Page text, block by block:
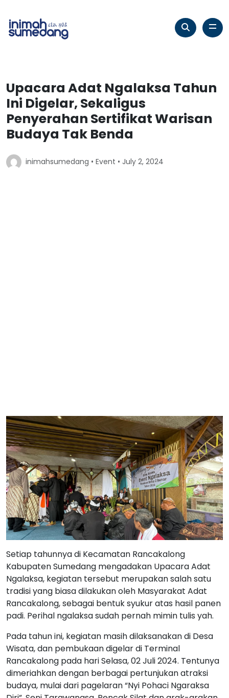
Upacara Adat Ngalaksa Tahun
Ini Digelar, Sekaligus
Penyerahan Sertifikat Warisan
Budaya Tak Benda
inimahsumedang • Event • July 2, 2024
Setiap tahunnya di Kecamatan Rancakalong
Kabupaten Sumedang mengadakan Upacara Adat
Ngalaksa, kegiatan tersebut merupakan salah satu
tradisi yang biasa dilakukan oleh Masyarakat Adat
Rancakalong, sebagai bentuk syukur atas hasil panen
padi. Perihal ngalaksa sudah pernah mimin tulis yah.
Pada tahun ini, kegiatan masih dilaksanakan di Desa
Wisata, dan pembukaan digelar di Terminal
Rancakalong pada hari Selasa, 02 Juli 2024. Tentunya
dimeriahkan dengan berbagai pertunjukan atraksi
budaya, mulai dari pagelaran “Nyi Pohaci Ngaraksa